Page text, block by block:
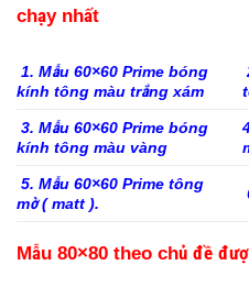
chạy nhất
1. Mẫu 60×60 Prime bóng
kính tông màu trắng xám
3. Mẫu 60×60 Prime bóng
kính tông màu vàng
5. Mẫu 60×60 Prime tông
mờ ( matt ).
Mẫu 80×80 theo chủ đề